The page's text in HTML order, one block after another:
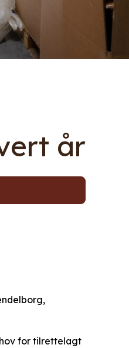
år
for tilrettelagt